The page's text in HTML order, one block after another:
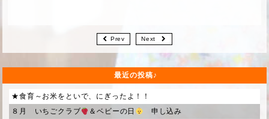
Prev Next
最近の投稿
★食育～お米をといで、にぎったよ！！
８月 いちごクラブ
＆ベビーの日
申し込み